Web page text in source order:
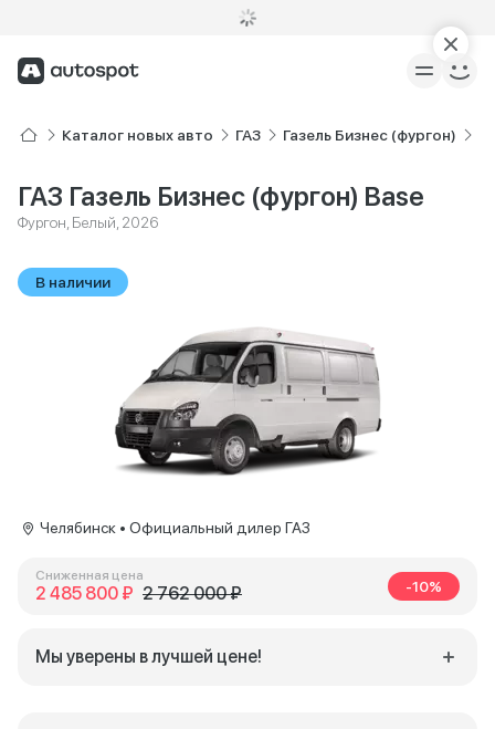
Каталог новых авто ГАЗ Газель Бизнес (фургон)
ГАЗ Газель Бизнес (фургон) Base
Фургон, Белый, 2026
В наличии
Челябинск • Официальный дилер ГАЗ
Сниженная цена
2 485 800 ₽ 2 762 000 ₽ -10%
Мы уверены в лучшей цене!